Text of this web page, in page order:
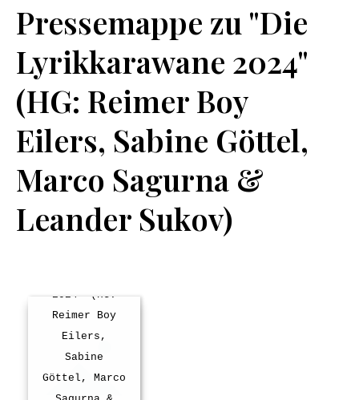
Pressemappe zu "Die
Lyrikkarawane 2024"
(HG: Reimer Boy
Eilers, Sabine Göttel,
Marco Sagurna &
Leander Sukov)
Pressemappe
2024“ (HG:
Reimer Boy
Eilers,
Sabine
Göttel, Marco